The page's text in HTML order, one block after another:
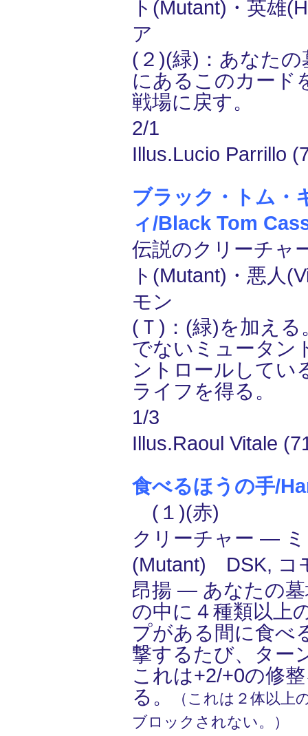
ト(Mutant)・英雄
ア
(２)(緑)：あなた
にあるこのカード
戦場に戻す。
2/1
Illus.Lucio Parrillo
ブラック・トム・
ィ/Black Tom
伝説のクリーチャ
ト(Mutant)・悪人
モン
(Ｔ)：(緑)を加え
でないミュータン
ントロールしてい
ライフを得る。
1/3
Illus.Raoul Vitale
食べるほうの手/
(１)(赤)
クリーチャー ―
(Mutant) DSK, コ
昂揚 ― あなたの
の中に４種類以上
プがある間に食べ
撃するたび、ター
これは+2/+0の修
る。
（これは２体以上
ブロックされない。）